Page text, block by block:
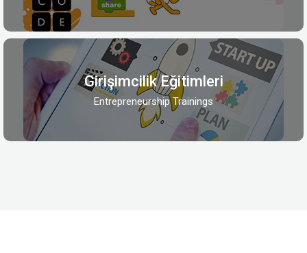
Girişimcilik Eğitimleri
Entrepreneurship Trainings